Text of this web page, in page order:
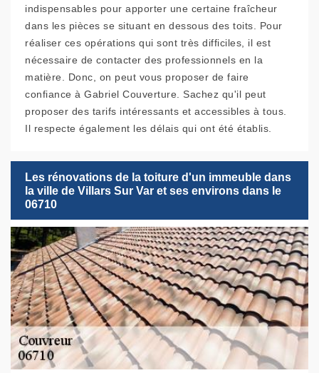
indispensables pour apporter une certaine fraîcheur
dans les pièces se situant en dessous des toits. Pour
réaliser ces opérations qui sont très difficiles, il est
nécessaire de contacter des professionnels en la
matière. Donc, on peut vous proposer de faire
confiance à Gabriel Couverture. Sachez qu'il peut
proposer des tarifs intéressants et accessibles à tous.
Il respecte également les délais qui ont été établis.
Les rénovations de la toiture d'un immeuble dans
la ville de Villars Sur Var et ses environs dans le
06710